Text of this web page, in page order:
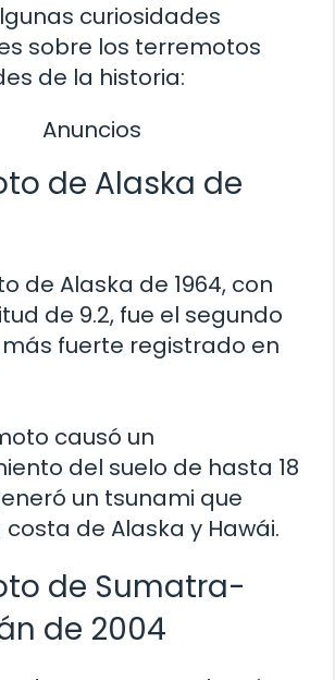
curiosidades
sobre los terremotos
de la historia:
Anuncios
de Alaska de
de Alaska de 1964, con
de 9.2, fue el segundo
fuerte registrado en
causó un
del suelo de hasta 18
un tsunami que
de Alaska y Hawái.
de Sumatra-
de 2004